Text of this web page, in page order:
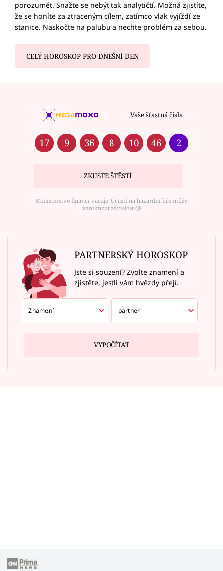
porozumět. Snažte se nebýt tak analytičtí. Možná zjistíte,
že se honíte za ztraceným cílem, zatímco vlak vyjíždí ze
stanice. Naskočte na palubu a nechte problém za sebou.
CELÝ HOROSKOP PRO DNEŠNÍ DEN
Vaše šťastná čísla
17 9 36 8 10 46 2
ZKUSTE ŠTĚSTÍ
Ministerstvo financí varuje: Účastí na hazardní hře může
vzniknout závislost ⑱
PARTNERSKÝ HOROSKOP
Jste si souzení? Zvolte znamení a
zjistěte, jestli vám hvězdy přejí.
VYPOČÍTAT